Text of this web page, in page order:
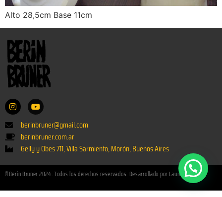
Alto 28,5cm Base 11cm
berinbruner@gmail.com
berinbruner.com.ar
Gelly y Obes 711, Villa Sarmiento, Morón, Buenos Aires
©Berin Bruner 2024. Todos los derechos reservados. Desarrollado por Laura Paladino.